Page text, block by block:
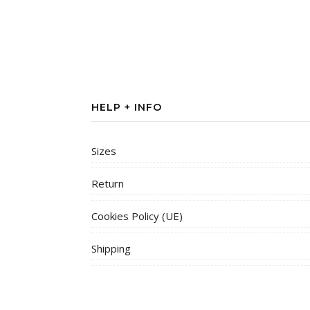
HELP + INFO
Sizes
Return
Cookies Policy (UE)
Shipping